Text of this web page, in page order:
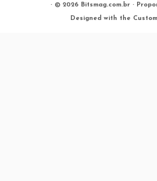
· © 2026 Bitsmag.com.br·
Designed with the